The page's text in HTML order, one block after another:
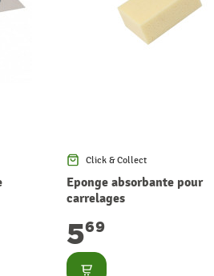
Click & Collect
Eponge absorbante pour
carrelages
569
Consulter